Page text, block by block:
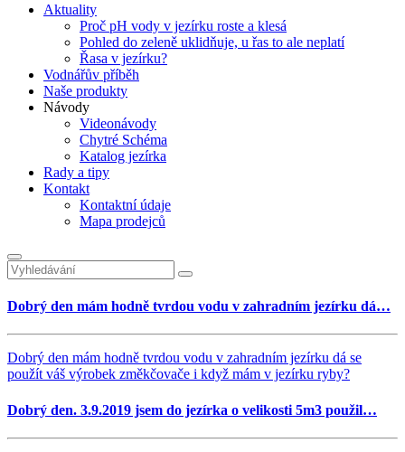
Aktuality
Proč pH vody v jezírku roste a klesá
Pohled do zeleně uklidňuje, u řas to ale neplatí
Řasa v jezírku?
Vodnářův příběh
Naše produkty
Návody
Videonávody
Chytré Schéma
Katalog jezírka
Rady a tipy
Kontakt
Kontaktní údaje
Mapa prodejců
Dobrý den mám hodně tvrdou vodu v zahradním jezírku dá…
Dobrý den mám hodně tvrdou vodu v zahradním jezírku dá se
použít váš výrobek změkčovače i když mám v jezírku ryby?
Dobrý den. 3.9.2019 jsem do jezírka o velikosti 5m3 použil…